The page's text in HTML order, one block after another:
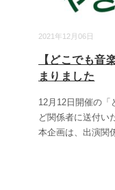
2021年12月06日
【どこでも音
まりました
12月12日開催の「
ど関係者に送付い
本企画は、出演関